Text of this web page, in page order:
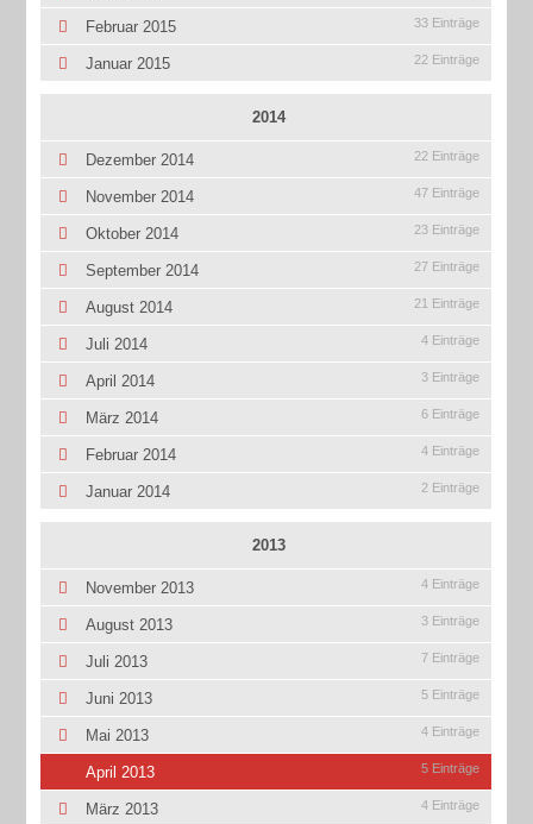
Februar 2015 33 Einträge
Januar 2015 22 Einträge
2014
Dezember 2014 22 Einträge
November 2014 47 Einträge
Oktober 2014 23 Einträge
September 2014 27 Einträge
August 2014 21 Einträge
Juli 2014 4 Einträge
April 2014 3 Einträge
März 2014 6 Einträge
Februar 2014 4 Einträge
Januar 2014 2 Einträge
2013
November 2013 4 Einträge
August 2013 3 Einträge
Juli 2013 7 Einträge
Juni 2013 5 Einträge
Mai 2013 4 Einträge
April 2013 5 Einträge
März 2013 4 Einträge